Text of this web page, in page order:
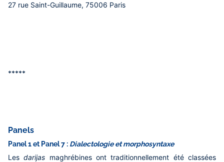
27 rue Saint-Guillaume, 75006 Paris
*****
Panels
Panel 1 et Panel 7 : Dialectologie et morphosyntaxe
Lesdarijas maghrébines ont traditionnellement été classées